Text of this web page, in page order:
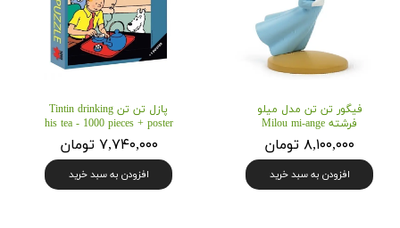
فیگور تن تن مدل میلو
فرشته Milou mi-ange
۸,۱۰۰,۰۰۰ تومان
افزودن به سبد خرید
پازل تن تن Tintin drinking
his tea - 1000 pieces + poster
۷,۷۴۰,۰۰۰ تومان
افزودن به سبد خرید